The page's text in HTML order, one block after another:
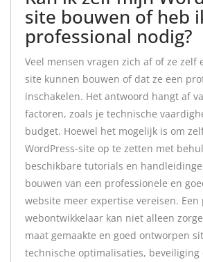
site bouwen of heb
professional nodig?
Veel mensen vragen zich af of ze zelf
site kunnen bouwen of dat ze een
inschakelen. Het antwoord hangt af
factoren, zoals je technische
budget. Hoewel het mogelijk is om
WordPress-site op te zetten met
beschikbare tutorials en
bouwen van een professionele en
website meer expertise vereisen. Een
webontwikkelaar kan niet alleen
maat gemaakte en goed ontworpen
technische optimalisaties,